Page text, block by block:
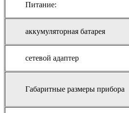
Питание:
аккумуляторная батарея
сетевой адаптер
Габаритные размеры прибора